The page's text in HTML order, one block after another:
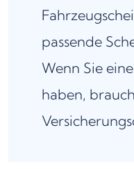
passende
Wenn Sie
haben,